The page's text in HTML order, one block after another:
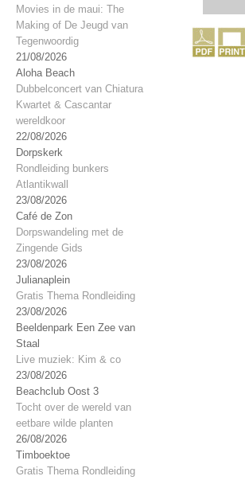
Movies in de maui: The
Making of De Jeugd van
Tegenwoordig
21/08/2026
Aloha Beach
Dubbelconcert van Chiatura
Kwartet & Cascantar
wereldkoor
22/08/2026
Dorpskerk
Rondleiding bunkers
Atlantikwall
23/08/2026
Café de Zon
Dorpswandeling met de
Zingende Gids
23/08/2026
Julianaplein
Gratis Thema Rondleiding
23/08/2026
Beeldenpark Een Zee van
Staal
Live muziek: Kim & co
23/08/2026
Beachclub Oost 3
Tocht over de wereld van
eetbare wilde planten
26/08/2026
Timboektoe
Gratis Thema Rondleiding